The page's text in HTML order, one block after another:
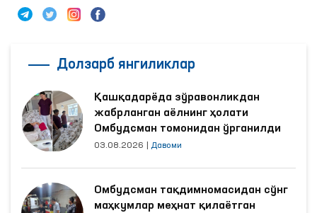
Долзарб янгиликлар
Қашқадарёда зўравонликдан
жабрланган аёлнинг ҳолати
Омбудсман томонидан ўрганилди
03.08.2026 Давоми
Омбудсман тақдимномасидан сўнг
маҳкумлар меҳнат қилаётган